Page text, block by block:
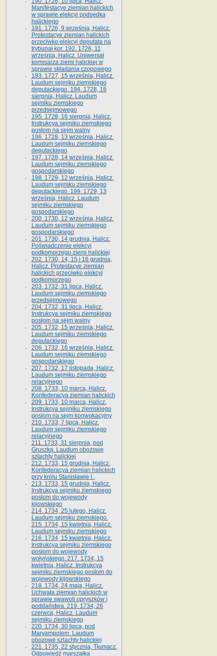
Manifestacye ziemian halickich
w sprawie elekcyi podsędka
halickiego
191. 1726, 9 września, Halicz.
Protestacye ziemian halickich
przeciwko elekcyi deputata na
trybunał kor. 192. 1726, 11
września, Halicz. Uniwersał
komisarza ziemi halickiej w
sprawie składania czopowego
193. 1727, 15 września, Halicz.
Laudum sejmiku ziemskiego
deputackiego. 194. 1728, 16
sierpnia, Halicz. Laudum
sejmiku ziemskiego
przedsejmowego
195. 1728, 16 sierpnia, Halicz.
Instrukcya sejmiku ziemskiego
posłom na sejm walny
196. 1728, 13 września, Halicz.
Laudum sejmiku ziemskiego
deputackiego
197. 1728, 14 września, Halicz.
Laudum sejmiku ziemskiego
gospodarskiego
198. 1729, 12 września, Halicz.
Laudum sejmiku ziemskiego
deputackiego. 199. 1729, 13
września, Halicz. Laudum
sejmiku ziemskiego
gospodarskiego
200. 1730, 12 września, Halicz.
Laudum sejmiku ziemskiego
gospodarskiego
201. 1730, 14 grudnia, Halicz.
Poświadczenie elekcyi
podkomorzego ziemi halickiej
202. 1730, 14, 15 i 16 grudnia,
Halicz. Protestacye ziemian
halickich przeciwko elekcyi
podkomorzego
203. 1732, 31 lipca, Halicz.
Laudum sejmiku ziemskiego
przedsejmowego
204. 1732, 31 lipca, Halicz.
Instrukcya sejmiku ziemskiego
posłom na sejm walny
205. 1732, 15 września, Halicz.
Laudum sejmiku ziemskiego
deputackiego
206. 1732, 16 września, Halicz.
Laudum sejmiku ziemskiego
gospodarskiego
207. 1732, 17 listopada, Halicz.
Laudum sejmiku ziemskiego
relacyjnego
208. 1733, 10 marca, Halicz.
Konfederacya ziemian halickich­
209. 1733, 10 marca, Halicz.
Instrukcya sejmiku ziemskiego
posłom na sejm konwokacyjny
210. 1733, 7 lipca, Halicz.
Laudum sejmiku ziemskiego
relacyjnego
211. 1733, 31 sierpnia, pod
Gruszką. Laudum obozowe
szlachty halickiej
212. 1733, 15 grudnia, Halicz.
Konfederacya ziemian halickich
przy królu Stanisławie I .
213. 1733, 15 grudnia, Halicz.
Instrukcya sejmiku ziemskiego
posłom do wojewody
kijowskiego
214. 1734, 25 lutego, Halicz.
Laudum sejmiku ziemskiego.
215. 1734, 15 kwietnia, Halicz.
Laudum sejmiku ziemskiego
216. 1734, 15 kwietnia, Halicz.
Instrukcya sejmiku ziemskiego
posłom do wojewody
wołyńskiego. 217. 1734, 15
kwietnia, Halicz. Instrukcya
sejmiku ziemskiego posłom do
wojewody kijowskiego
218. 1734, 24 maja, Halicz.
Uchwała ziemian halickich w
sprawie swawoli opryszków i
poddaństwa. 219. 1734, 26
czerwca, Halicz. Laudum
sejmiku ziemskiego
220. 1734, 30 lipca, pod
Maryampolem. Laudum
obozowe szlachty halickiej
221. 1735, 22 stycznia, Tłumacz.
Odpowiedź marszałka